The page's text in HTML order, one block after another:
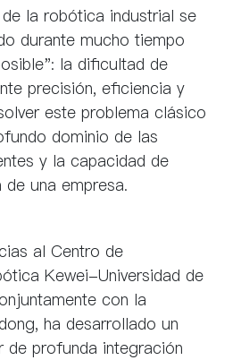
la robótica industrial se
durante mucho tiempo
la dificultad de
precisión, eficiencia y
este problema clásico
dominio de las
y la capacidad de
una empresa.
al Centro de
Kewei-Universidad de
con la
ha desarrollado un
de profunda integración